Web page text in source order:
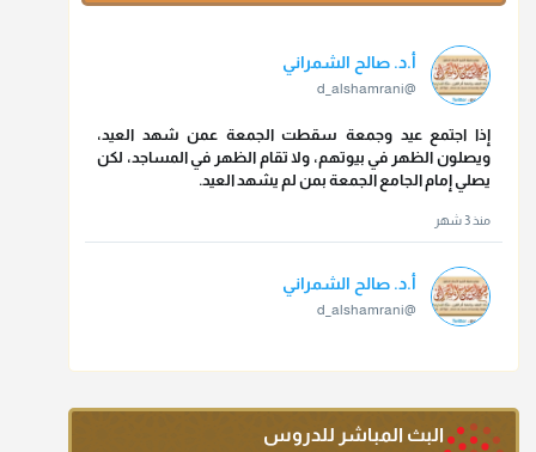
أ.د. صالح الشمراني
@d_alshamrani
إذا اجتمع عيد وجمعة سقطت الجمعة عمن شهد العيد،
ويصلون الظهر في بيوتهم، ولا تقام الظهر في المساجد، لكن
يصلي إمام الجامع الجمعة بمن لم يشهد العيد.
منذ 3 شهر
أ.د. صالح الشمراني
@d_alshamrani
ما كنت أظن أن الله بقي يخلق مثلك.
البث المباشر للدروس